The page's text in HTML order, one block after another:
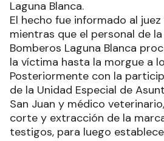
Laguna Blanca.
El hecho fue informado al
mientras que el personal de
Bomberos Laguna Blanca
la víctima hasta la morgue a
Posteriormente con la
de la Unidad Especial de
San Juan y médico
corte y extracción de la
testigos, para luego